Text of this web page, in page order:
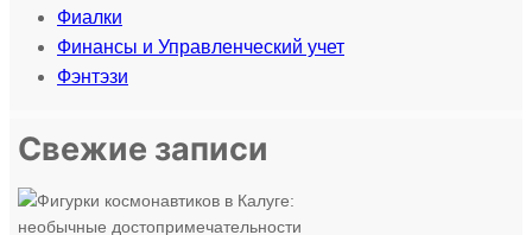
Фиалки
Финансы и Управленческий учет
Фэнтэзи
Свежие записи